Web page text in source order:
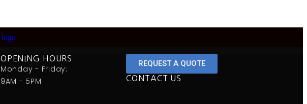
OPENING HOURS
Monday - Friday:
9AM - 5PM
REQUEST A QUOTE
CONTACT US